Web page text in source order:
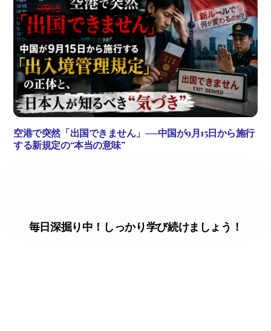
空港で突然「出国できません」──中国が9月15日から施行
する新規定の“本当の意味”
毎日深掘り中！しっかり学び続けましょう！